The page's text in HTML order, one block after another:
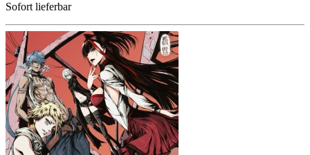
Sofort lieferbar